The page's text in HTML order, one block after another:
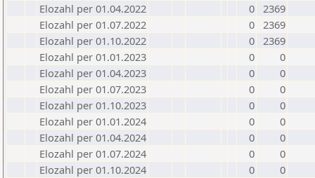
Elozahl per 01.04.2022
0 2369
Elozahl per 01.07.2022
0 2369
Elozahl per 01.10.2022
0 2369
Elozahl per 01.01.2023
0
0
Elozahl per 01.04.2023
0
0
Elozahl per 01.07.2023
0
0
Elozahl per 01.10.2023
0
0
Elozahl per 01.01.2024
0
0
Elozahl per 01.04.2024
0
0
Elozahl per 01.07.2024
0
0
Elozahl per 01.10.2024
0
0